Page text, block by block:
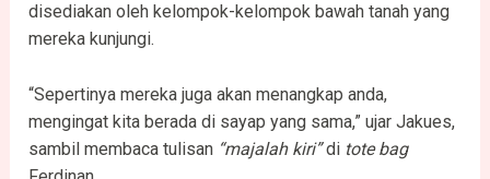
disediakan oleh kelompok-kelompok bawah tanah yang
mereka kunjungi.
“Sepertinya mereka juga akan menangkap anda,
mengingat kita berada di sayap yang sama,” ujar Jakues,
sambil membaca tulisan “majalah kiri”di tote bag